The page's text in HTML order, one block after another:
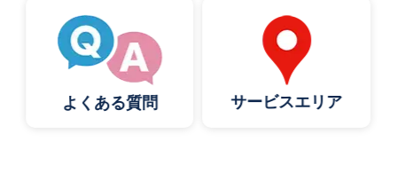
よくある質問 サービスエリア